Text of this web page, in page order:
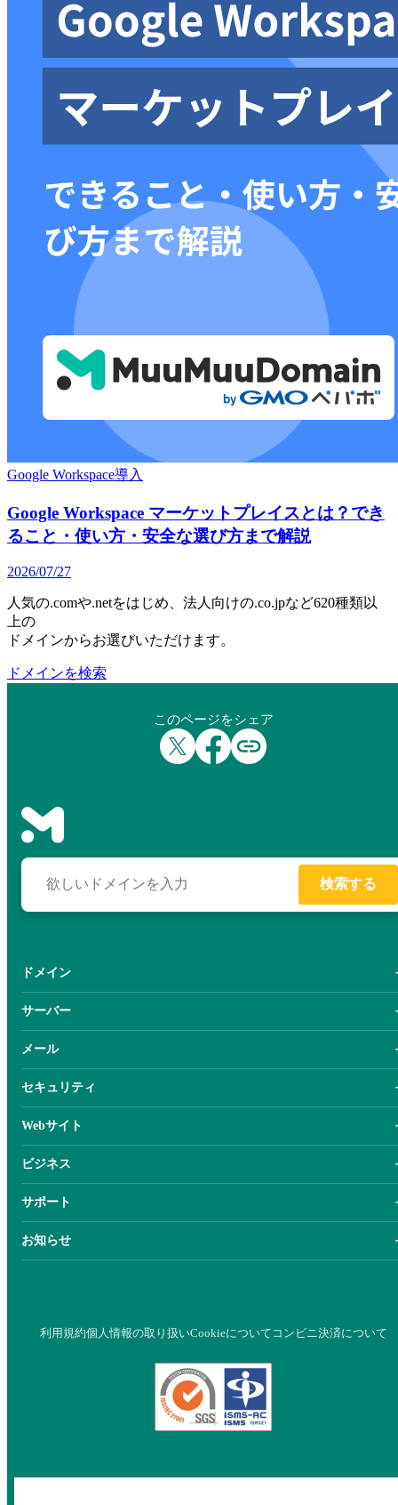
Google Workspace導入
Google Workspace マーケットプレイスとは？でき
ること・使い方・安全な選び方まで解説
2026/07/27
人気の.comや.netをはじめ、法人向けの.co.jpなど620種類以
上の
ドメインからお選びいただけます。
ドメインを検索
このページをシェア
検索する
ドメイン
サーバー
メール
セキュリティ
Webサイト
ビジネス
サポート
お知らせ
利用規約個人情報の取り扱いCookieについて コンビニ決済について